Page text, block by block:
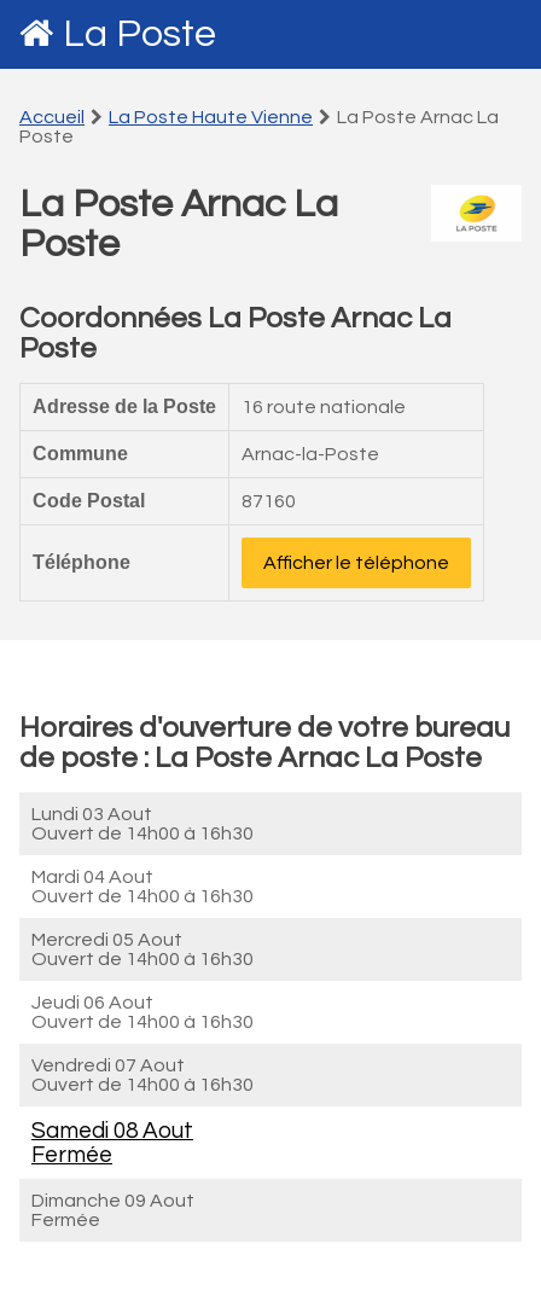
La Poste
Accueil La Poste Haute Vienne
La Poste Arnac La
Poste
La Poste Arnac La
Poste
Coordonnées La Poste Arnac La
Poste
Adresse de la Poste 16 route nationale
Commune Arnac-la-Poste
Code Postal 87160
Téléphone Afficher le téléphone
Horaires d'ouverture de votre bureau
de poste : La Poste Arnac La Poste
Lundi 03 Aout
Ouvert de 14h00 à 16h30
Mardi 04 Aout
Ouvert de 14h00 à 16h30
Mercredi 05 Aout
Ouvert de 14h00 à 16h30
Jeudi 06 Aout
Ouvert de 14h00 à 16h30
Vendredi 07 Aout
Ouvert de 14h00 à 16h30
Samedi 08 Aout
Fermée
Dimanche 09 Aout
Fermée